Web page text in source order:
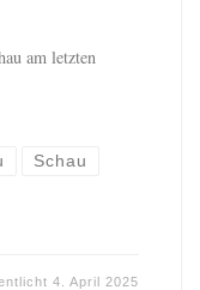
am letzten
Schau
4. April 2025